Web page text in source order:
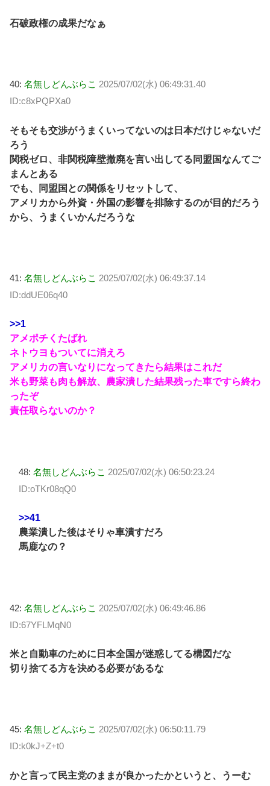
石破政権の成果だなぁ
40: 名無しどんぶらこ 2025/07/02(水) 06:49:31.40
ID:c8xPQPXa0
そもそも交渉がうまくいってないのは日本だけじゃないだ
ろう
関税ゼロ、非関税障壁撤廃を言い出してる同盟国なんてご
まんとある
でも、同盟国との関係をリセットして、
アメリカから外資・外国の影響を排除するのが目的だろう
から、うまくいかんだろうな
41: 名無しどんぶらこ 2025/07/02(水) 06:49:37.14
ID:ddUE06q40
>>1
アメポチくたばれ
ネトウヨもついてに消えろ
アメリカの言いなりになってきたら結果はこれだ
米も野菜も肉も解放、農家潰した結果残った車ですら終わ
ったぞ
責任取らないのか？
48: 名無しどんぶらこ 2025/07/02(水) 06:50:23.24
ID:oTKr08qQ0
>>41
農業潰した後はそりゃ車潰すだろ
馬鹿なの？
42: 名無しどんぶらこ 2025/07/02(水) 06:49:46.86
ID:67YFLMqN0
米と自動車のために日本全国が迷惑してる構図だな
切り捨てる方を決める必要があるな
45: 名無しどんぶらこ 2025/07/02(水) 06:50:11.79
ID:k0kJ+Z+t0
かと言って民主党のままが良かったかというと、うーむ